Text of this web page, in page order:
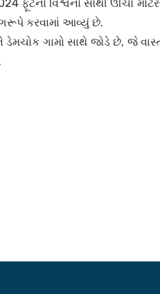
ફૂટનો વિશ્વનો સૌથી ઊંચો
કરવામાં આવ્યું છે.
ડેમચોક ગામો સાથે જોડે છે, જે